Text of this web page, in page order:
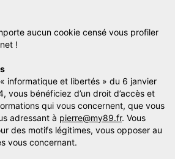
aucun cookie censé vous profiler
!
informatique et libertés » du 6 janvier
vous bénéficiez d’un droit d’accès et
qui vous concernent, que vous
adressant à pierre@my89.fr. Vous
des motifs légitimes, vous opposer au
vous concernant.